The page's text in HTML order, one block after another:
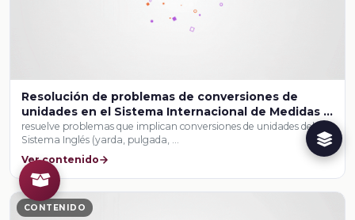
Resolución de problemas de conversiones de
unidades en el Sistema Internacional de Medidas y
el Sistema Inglés II
resuelve problemas que implican conversiones de unidades del
Sistema Inglés (yarda, pulgada, …
Ver contenido
CONTENIDO